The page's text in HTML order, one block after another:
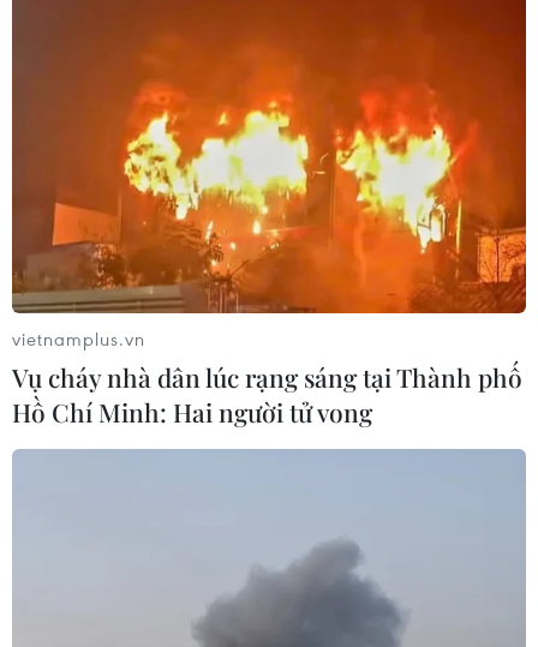
vietnamplus.vn
Vụ cháy nhà dân lúc rạng sáng tại Thành phố
Hồ Chí Minh: Hai người tử vong